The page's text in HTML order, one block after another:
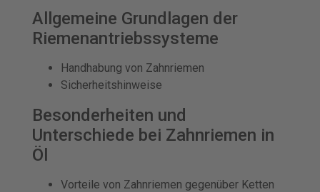
Allgemeine Grundlagen der
Riemenantriebssysteme
Handhabung von Zahnriemen
Sicherheitshinweise
Besonderheiten und
Unterschiede bei Zahnriemen in
Öl
Vorteile von Zahnriemen gegenüber Ketten